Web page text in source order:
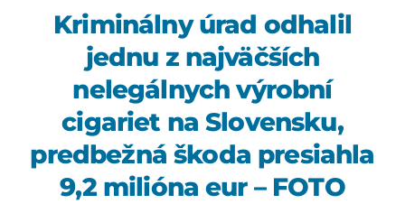
Kriminálny úrad odhalil
jednu z najväčších
nelegálnych výrobní
cigariet na Slovensku,
predbežná škoda presiahla
9,2 milióna eur – FOTO